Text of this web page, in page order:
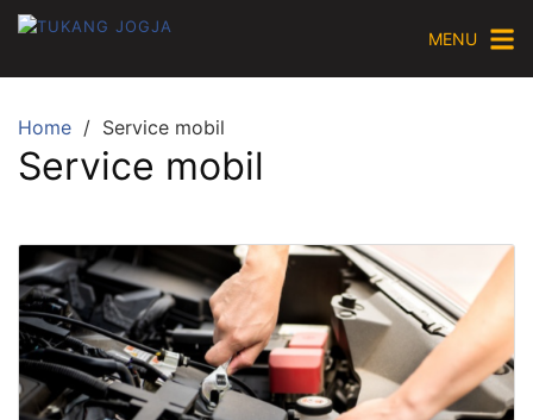
Skip
content
MENU
Home Service mobil
Service mobil